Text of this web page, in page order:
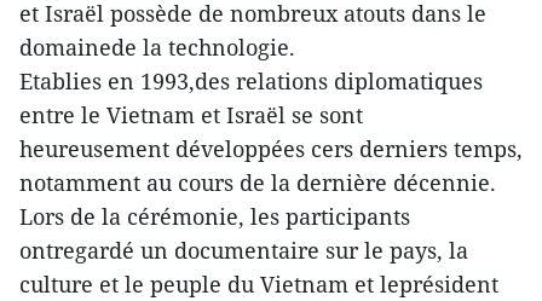
et Israël possède de nombreux atouts dans le
domainede la technologie.
Etablies en 1993,des relations diplomatiques
entre le Vietnam et Israël se sont
heureusement développées cers derniers temps,
notamment au cours de la dernière décennie.
Lors de la cérémonie, les participants
ontregardé un documentaire sur le pays, la
culture et le peuple du Vietnam et leprésident